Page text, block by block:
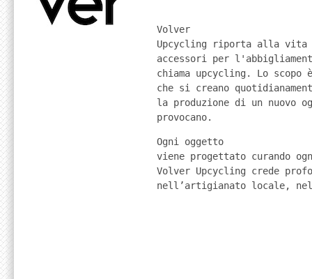
Volver
Upcycling riporta alla vita
accessori per
chiama upcycling. Lo
che si creano
la produzione di un nuovo
provocano.
Ogni oggetto
viene progettato curando
Volver Upcycling crede
nell’artigianato locale,